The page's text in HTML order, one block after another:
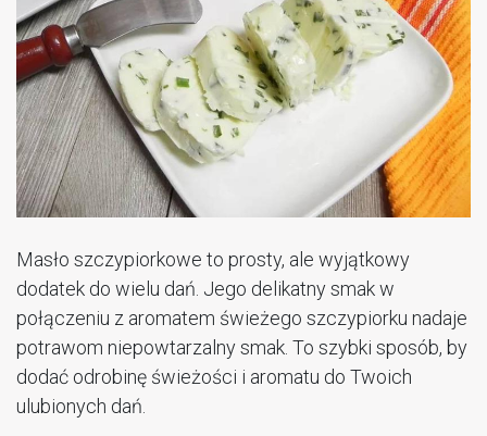
Masło szczypiorkowe to prosty, ale wyjątkowy
dodatek do wielu dań. Jego delikatny smak w
połączeniu z aromatem świeżego szczypiorku nadaje
potrawom niepowtarzalny smak. To szybki sposób, by
dodać odrobinę świeżości i aromatu do Twoich
ulubionych dań.